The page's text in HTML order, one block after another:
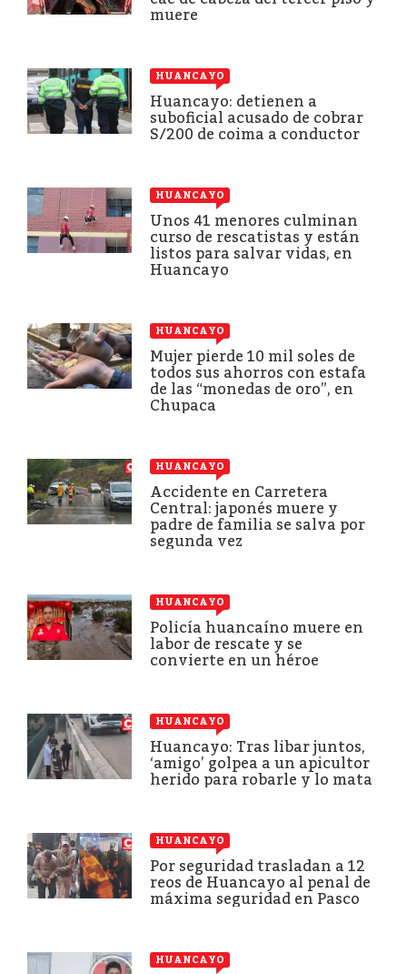
muere
HUANCAYO
Huancayo: detienen a
suboficial acusado de cobrar
S/200 de coima a conductor
HUANCAYO
Unos 41 menores culminan
curso de rescatistas y están
listos para salvar vidas, en
Huancayo
HUANCAYO
Mujer pierde 10 mil soles de
todos sus ahorros con estafa
de las “monedas de oro”, en
Chupaca
HUANCAYO
Accidente en Carretera
Central: japonés muere y
padre de familia se salva por
segunda vez
HUANCAYO
Policía huancaíno muere en
labor de rescate y se
convierte en un héroe
HUANCAYO
Huancayo: Tras libar juntos,
‘amigo’ golpea a un apicultor
herido para robarle y lo mata
HUANCAYO
Por seguridad trasladan a 12
reos de Huancayo al penal de
máxima seguridad en Pasco
HUANCAYO